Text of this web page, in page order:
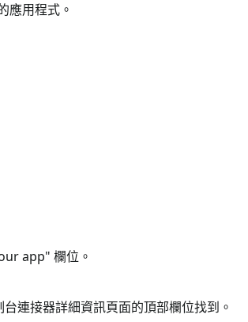
應用程式。
app" 欄位。
連接器詳細資訊頁面的頂部欄位找到。